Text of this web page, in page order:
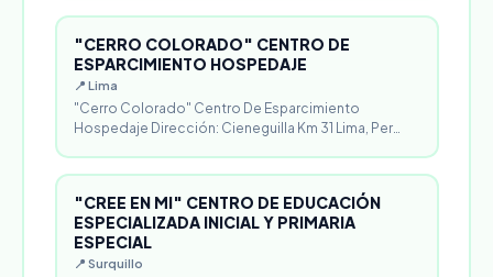
"CERRO COLORADO" CENTRO DE
ESPARCIMIENTO HOSPEDAJE
📍 Lima
"Cerro Colorado" Centro De Esparcimiento
Hospedaje Dirección: Cieneguilla Km 31 Lima, Per…
"CREE EN MI" CENTRO DE EDUCACIÓN
ESPECIALIZADA INICIAL Y PRIMARIA
ESPECIAL
📍 Surquillo